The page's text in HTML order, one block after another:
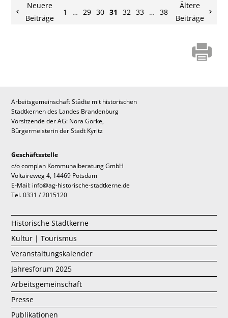
Neuere
Beiträge
1 … 29 30 31 32 33 … 38
Ältere
Beiträge
Arbeitsgemeinschaft Städte mit historischen
Stadtkernen des Landes Brandenburg
Vorsitzende der AG: Nora Görke,
Bürgermeisterin der Stadt Kyritz
Geschäftsstelle
c/o complan Kommunalberatung GmbH
Voltaireweg 4, 14469 Potsdam
E-Mail: info@ag-historische-stadtkerne.de
Tel. 0331 / 2015120
Historische Stadtkerne
Kultur | Tourismus
Veranstaltungskalender
Jahresforum 2025
Arbeitsgemeinschaft
Presse
Publikationen